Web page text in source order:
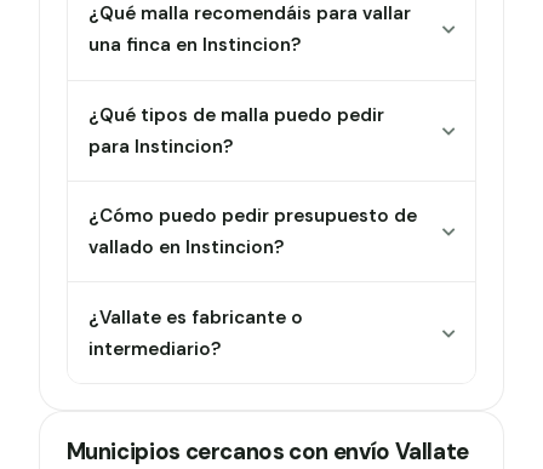
¿Qué malla recomendáis para vallar
una finca en Instincion?
¿Qué tipos de malla puedo pedir
para Instincion?
¿Cómo puedo pedir presupuesto de
vallado en Instincion?
¿Vallate es fabricante o
intermediario?
Municipios cercanos con envío Vallate